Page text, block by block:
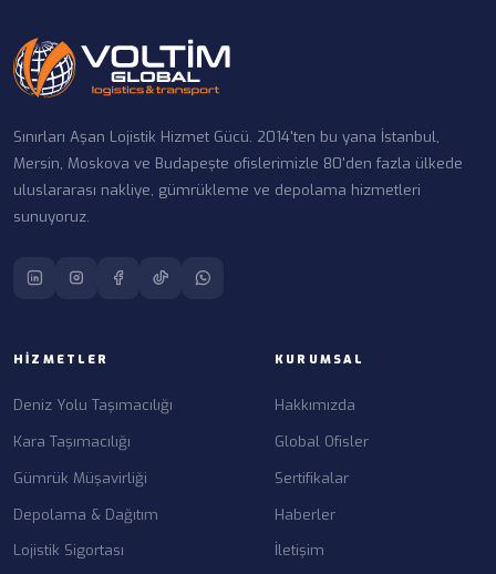
Sınırları Aşan Lojistik Hizmet Gücü. 2014'ten bu yana İstanbul,
Mersin, Moskova ve Budapeşte ofislerimizle 80'den fazla ülkede
uluslararası nakliye, gümrükleme ve depolama hizmetleri
sunuyoruz.
HIZMETLER
Deniz Yolu Taşımacılığı
Kara Taşımacılığı
Gümrük Müşavirliği
Depolama & Dağıtım
Lojistik Sigortası
KURUMSAL
Hakkımızda
Global Ofisler
Sertifikalar
Haberler
İletişim